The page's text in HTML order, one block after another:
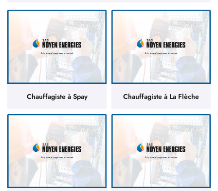
En cochant cette case, vous consentez à recevoir nos propositions commerciales à
l'adresse email indiqué ci-dessus. Vous pouvez vous désinscrire à tout moment en
utilisantle formulaire de désinscription.
Chauffagiste à Spay Chauffagiste à La Flèche